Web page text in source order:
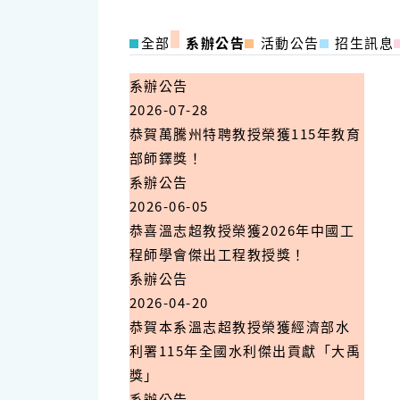
全部 系辦公告 活動公告 招生訊息
系辦公告
2026-07-28
恭賀萬騰州特聘教授榮獲115年教育
部師鐸獎！
系辦公告
2026-06-05
恭喜溫志超教授榮獲2026年中國工
程師學會傑出工程教授獎！
系辦公告
2026-04-20
恭賀本系溫志超教授榮獲經濟部水
利署115年全國水利傑出貢獻「大禹
獎」